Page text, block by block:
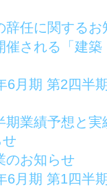
辞任に関するお
催される「建
6月期 第2四半
期業績予想と
のお知らせ
6月期 第1四半